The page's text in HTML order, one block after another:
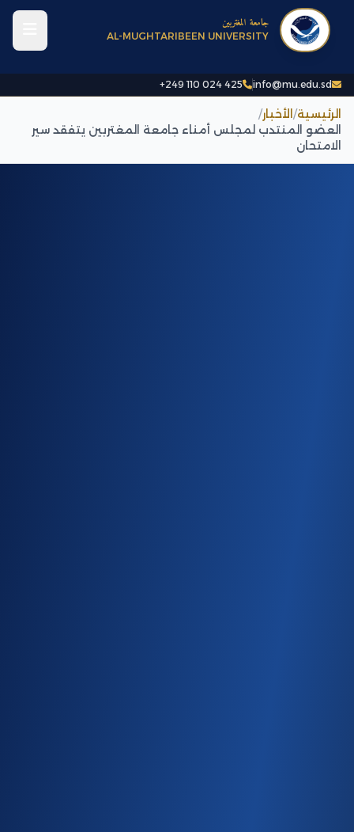
info@mu.edu.sd
+249 110 024 425
جامعة المغتربين
AL-MUGHTARIBEEN UNIVERSITY
الرئيسية/ الأخبار/
العضو المنتدب لمجلس أمناء جامعة المغتربين يتفقد سير
الامتحان